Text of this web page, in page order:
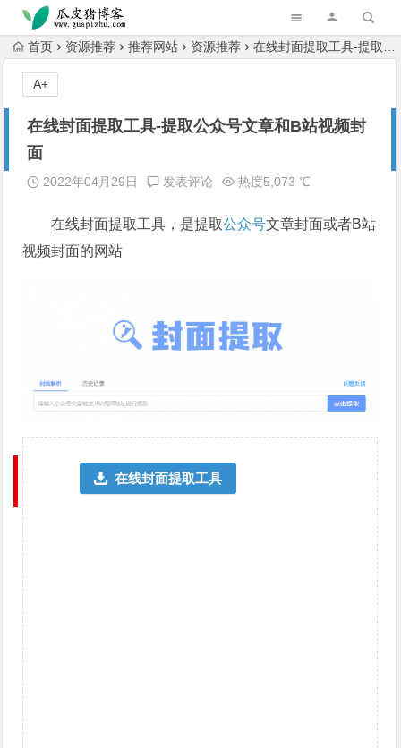
跳转到主内容
首页 资源推荐 推荐网站 资源推荐 在线封面提取工具-提取公众号文章和B站视频封面
在线封面提取工具-提取公众号文章和B站视频封
面
2022年04月29日 发表评论 热度5,073 ℃
在线封面提取工具，是提取公众号文章封面或者B站
视频封面的网站
在线封面提取工具
A+